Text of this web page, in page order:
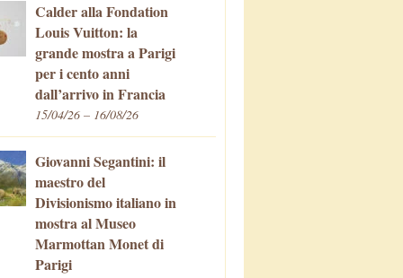
Calder alla Fondation
Louis Vuitton: la
grande mostra a Parigi
per i cento anni
dall’arrivo in Francia
15/04/26 – 16/08/26
Giovanni Segantini: il
maestro del
Divisionismo italiano in
mostra al Museo
Marmottan Monet di
Parigi